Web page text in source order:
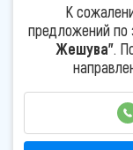
К
предложений по
Жешува".